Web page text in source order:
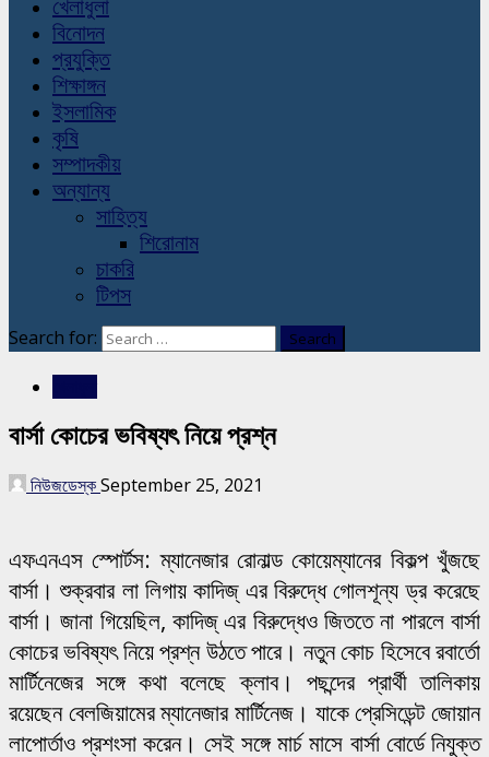
খেলাধুলা
বিনোদন
প্রযুক্তি
শিক্ষাঙ্গন
ইসলামিক
কৃষি
সম্পাদকীয়
অন্যান্য
সাহিত্য
শিরোনাম
চাকরি
টিপস
Search for:
বার্সা কোচের ভবিষ্যৎ নিয়ে প্রশ্ন
নিউজডেস্কSeptember 25, 2021
এফএনএস স্পোর্টস: ম্যানেজার রোনাল্ড কোয়েম্যানের বিকল্প খুঁজছে
বার্সা। শুক্রবার লা লিগায় কাদিজ্ এর বিরুদ্ধে গোলশূন্য ড্র করেছে
বার্সা। জানা গিয়েছিল, কাদিজ্ এর বিরুদ্ধেও জিততে না পারলে বার্সা
কোচের ভবিষ্যৎ নিয়ে প্রশ্ন উঠতে পারে। নতুন কোচ হিসেবে রবার্তো
মার্টিনেজের সঙ্গে কথা বলেছে ক্লাব। পছন্দের প্রার্থী তালিকায়
রয়েছেন বেলজিয়ামের ম্যানেজার মার্টিনেজ। যাকে প্রেসিডেন্ট জোয়ান
লাপোর্তাও প্রশংসা করেন। সেই সঙ্গে মার্চ মাসে বার্সা বোর্ডে নিযুক্ত